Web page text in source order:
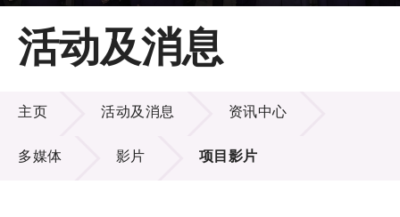
主页
关于LSCM
技术商品化
项目及资助计划
活动及消息
活动及消息
活动及消息
主页 活动及消息 资讯中心
多媒体 影片 项目影片